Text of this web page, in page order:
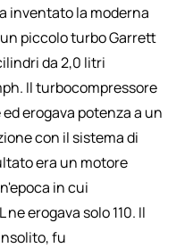
inventato la moderna
piccolo turbo Garrett
da 2,0 litri
Il turbocompressore
erogava potenza a un
con il sistema di
era un motore
in cui
erogava solo 110. Il
fu